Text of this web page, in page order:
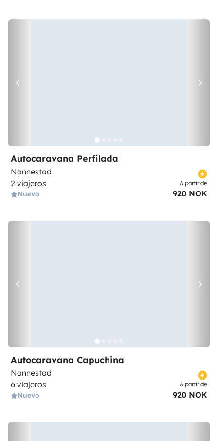
Autocaravana Perfilada
Nannestad
2 viajeros
Nuevo
A partir de
920 NOK
Autocaravana Capuchina
Nannestad
6 viajeros
Nuevo
A partir de
920 NOK